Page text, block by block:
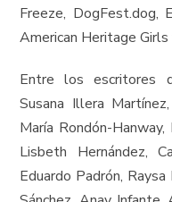
Freeze, DogFest.dog,
American Heritage
Entre los escritores
Susana Illera
María Rondón-
Lisbeth Hernández,
Eduardo Padrón,